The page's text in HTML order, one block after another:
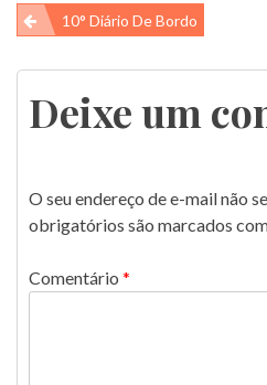
Navegação
de
Post
10° Diário De Bordo
Deixe um
O seu endereço de e-mail não
obrigatórios são marcados
Comentário *